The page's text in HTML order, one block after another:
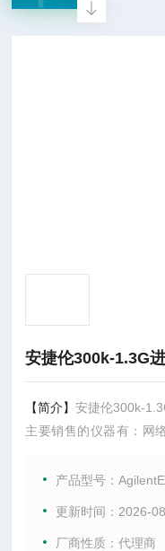
安捷伦300k-1.3G
【简介】安捷伦300k-
主要销售的仪器有：网
件等。产品型号：
更新时间：2026-
厂商性质：代理商